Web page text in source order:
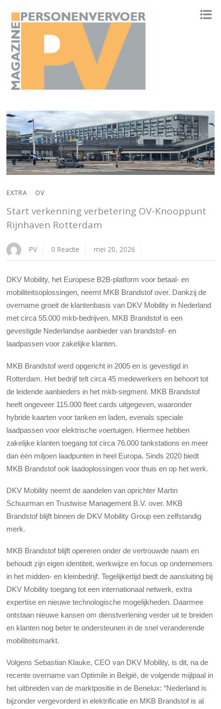
EXTRA / OV
Start verkenning verbetering OV-Knooppunt
Rijnhaven Rotterdam
PV 0 Reactie mei 20, 2026
DKV Mobility, het Europese B2B-platform voor betaal- en
mobiliteitsoplossingen, neemt MKB Brandstof over. Dankzij de
overname groeit de klantenbasis van DKV Mobility in Nederland
met circa 55.000 mkb-bedrijven. MKB Brandstof is een
gevestigde Nederlandse aanbieder van brandstof- en
laadpassen voor zakelijke klanten.
MKB Brandstof werd opgericht in 2005 en is gevestigd in
Rotterdam. Het bedrijf telt circa 45 medewerkers en behoort tot
de leidende aanbieders in het mkb-segment. MKB Brandstof
heeft ongeveer 115.000 fleet cards uitgegeven, waaronder
hybride kaarten voor tanken en laden, evenals speciale
laadpassen voor elektrische voertuigen. Hiermee hebben
zakelijke klanten toegang tot circa 76.000 tankstations en meer
dan één miljoen laadpunten in heel Europa. Sinds 2020 biedt
MKB Brandstof ook laadoplossingen voor thuis en op het werk.
DKV Mobility neemt de aandelen van oprichter Martin
Schuurman en Trustwise Management B.V. over. MKB
Brandstof blijft binnen de DKV Mobility Group een zelfstandig
merk.
MKB Brandstof blijft opereren onder de vertrouwde naam en
behoudt zijn eigen identiteit, werkwijze en focus op ondernemers
in het midden- en kleinbedrijf. Tegelijkertijd biedt de aansluiting bij
DKV Mobility toegang tot een internationaal netwerk, extra
expertise en nieuwe technologische mogelijkheden. Daarmee
ontstaan nieuwe kansen om dienstverlening verder uit te breiden
en klanten nog beter te ondersteunen in de snel veranderende
mobiliteitsmarkt.
Volgens Sebastian Klauke, CEO van DKV Mobility, is dit, na de
recente overname van Optimile in België, de volgende mijlpaal in
het uitbreiden van de marktpositie in de Benelux: “Nederland is
bijzonder vergevorderd in elektrificatie en MKB Brandstof is al